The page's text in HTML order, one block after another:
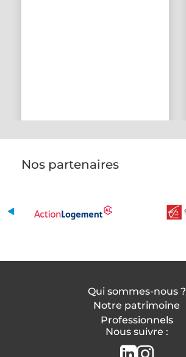
Nos partenaires
Qui sommes-nous ?
Notre patrimoine
Professionnels
Nous suivre :